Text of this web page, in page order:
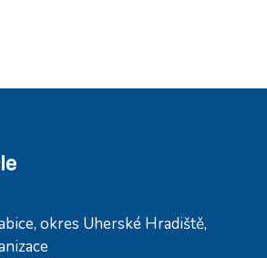
okres Uherské Hradiště,